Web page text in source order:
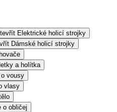
Elektrické holicí strojky
Dámské holicí strojky
a holítka
o vousy
vlasy
o obličej